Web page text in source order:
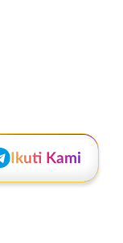
Ikuti Kami